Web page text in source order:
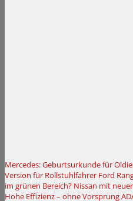
Mercedes: Geburtsurkunde für
Version für Rollstuhlfahrer Ford
im grünen Bereich? Nissan mit
Hohe Effizienz – ohne Vorsprung